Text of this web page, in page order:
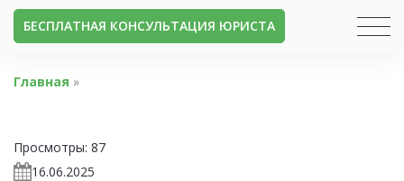
БЕСПЛАТНАЯ КОНСУЛЬТАЦИЯ ЮРИСТА
Главная »
Просмотры: 87
16.06.2025